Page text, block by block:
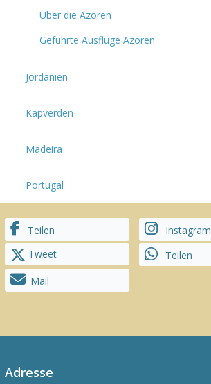
Über die Azoren
Geführte Ausflüge Azoren
Jordanien
Kapverden
Madeira
Portugal
Teilen
Instagram
Tweet
Teilen
Mail
Adresse